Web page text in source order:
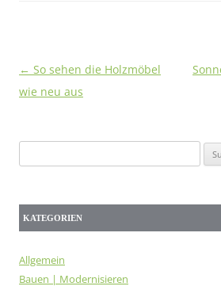
Beitragsnavigation
← So sehen die Holzmöbel
wie neu aus
nach:
KATEGORIEN
Allgemein
Bauen | Modernisieren